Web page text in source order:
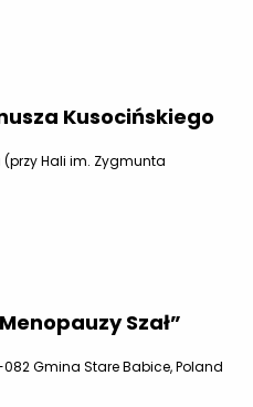
Kusocińskiego
(przy Hali im. Zygmunta
Szał”
Gmina Stare Babice, Poland